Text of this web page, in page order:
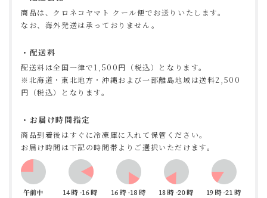
商品は、クロネコヤマト クール便でお送りいたします。
なお、海外発送は承っておりません。
配送料
配送料は全国一律で1,500円（税込）となります。
※北海道・東北地方・沖縄および一部離島地域は送料2,500
円（税込）となります。
お届け時間指定
商品到着後はすぐに冷凍庫に入れて保管ください。
お届け時間は下記の時間帯よりご選択いただけます。